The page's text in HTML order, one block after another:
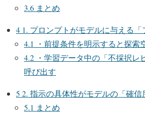
3.6 まとめ
4 1. プロンプトがモデルに与える「
4.1
・前提条件を明示すると探索
4.2 ・学習データ中の「不採択レ
呼び出す
5 2. 指示の具体性がモデルの「確信
5.1 まとめ